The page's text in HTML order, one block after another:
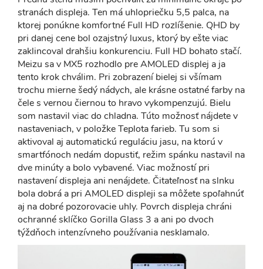
stranách displeja. Ten má uhlopriečku 5,5 palca, na
ktorej ponúkne komfortné Full HD rozlíšenie. QHD by
pri danej cene bol ozajstný luxus, ktorý by ešte viac
zaklincoval drahšiu konkurenciu. Full HD bohato stačí.
Meizu sa v MX5 rozhodlo pre AMOLED displej a ja
tento krok chválim. Pri zobrazení bielej si všímam
trochu mierne šedý nádych, ale krásne ostatné farby na
čele s vernou čiernou to hravo vykompenzujú. Bielu
som nastavil viac do chladna. Túto možnosť nájdete v
nastaveniach, v položke Teplota farieb. Tu som si
aktivoval aj automatickú reguláciu jasu, na ktorú v
smartfónoch nedám dopustiť, režim spánku nastavil na
dve minúty a bolo vybavené. Viac možností pri
nastavení displeja ani nenájdete. Čitateľnosť na slnku
bola dobrá a pri AMOLED displeji sa môžete spoľahnúť
aj na dobré pozorovacie uhly. Povrch displeja chráni
ochranné sklíčko Gorilla Glass 3 a ani po dvoch
týždňoch intenzívneho používania nesklamalo.